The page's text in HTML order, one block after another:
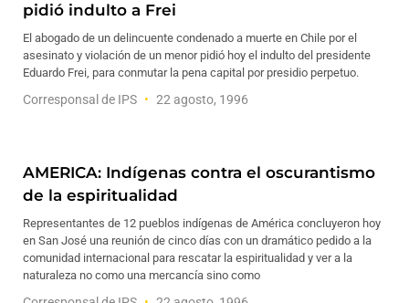
pidió indulto a Frei
El abogado de un delincuente condenado a muerte en Chile por el
asesinato y violación de un menor pidió hoy el indulto del presidente
Eduardo Frei, para conmutar la pena capital por presidio perpetuo.
Corresponsal de IPS 22 agosto, 1996
AMERICA: Indígenas contra el oscurantismo
de la espiritualidad
Representantes de 12 pueblos indígenas de América concluyeron hoy
en San José una reunión de cinco días con un dramático pedido a la
comunidad internacional para rescatar la espiritualidad y ver a la
naturaleza no como una mercancía sino como